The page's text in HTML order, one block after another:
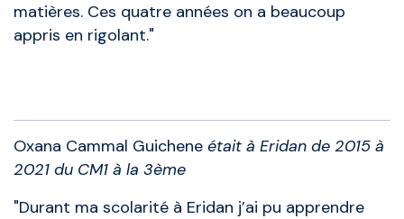
matières. Ces quatre années on a beaucoup
appris en rigolant."
Oxana Cammal Guichene était à Eridan de 2015 à
2021 du CM1 à la 3ème
"Durant ma scolarité à Eridan j’ai pu apprendre